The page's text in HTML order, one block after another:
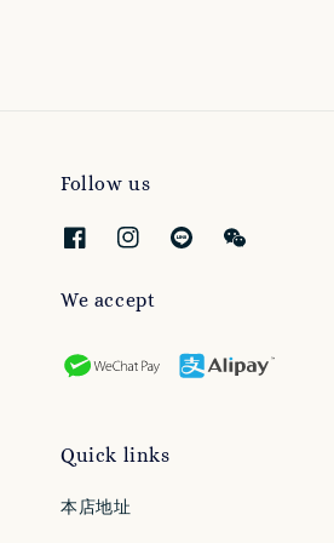
Follow us
We accept
Quick links
本店地址